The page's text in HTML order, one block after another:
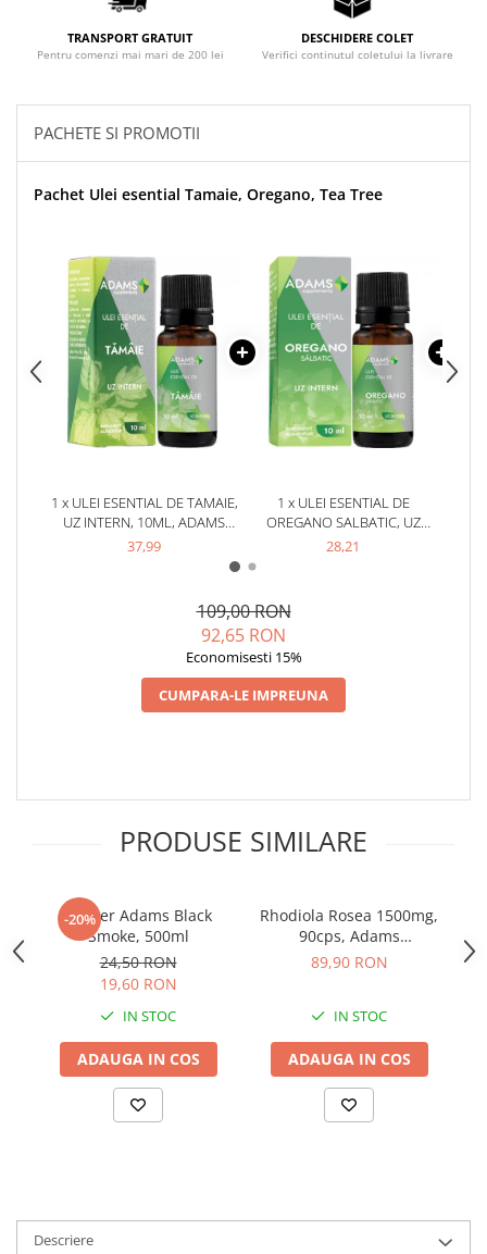
Sistemul circulator
Sistemul muscular
Stres
Tulburari hormonale
Urinare
TRANSPORT GRATUIT
Pentru comenzi mai mari de 200 lei
DESCHIDERE COLET
Verifici continutul coletului la livrare
PACHETE SI PROMOTII
Pachet Ulei esential Tamaie, Oregano, Tea Tree
1 x ULEI ESENTIAL DE TAMAIE,
UZ INTERN, 10ML, ADAMS
SUPPLEMENTS
37,99
1 x ULEI ESENTIAL DE
OREGANO SALBATIC, UZ
INTERN, 10ML, ADAMS
28,21
109,00 RON
92,65 RON
Economisesti 15%
CUMPARA-LE IMPREUNA
PRODUSE SIMILARE
-20%
Shaker Adams Black
Smoke, 500ml
24,50 RON
19,60 RON
IN STOC
ADAUGA IN COS
Rhodiola Rosea 1500mg,
90cps, Adams
Supplements
89,90 RON
IN STOC
ADAUGA IN COS
Descriere